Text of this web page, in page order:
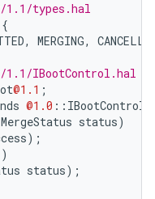
1.1/types.hal
{
, MERGING,
IBootControl.hal
@1.1 ;
@1.0 :: IBootControl
MergeStatus status)
);
status);